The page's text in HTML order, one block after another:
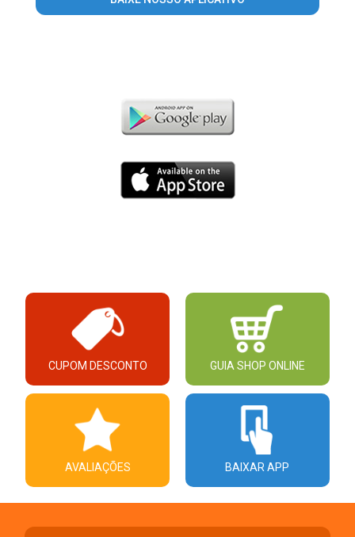
CUPOM DESCONTO GUIA SHOP ONLINE
AVALIAÇÕES BAIXAR APP